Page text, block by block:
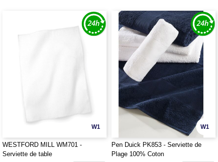
W1
WESTFORD MILL WM701 -
Serviette de table
W1
Pen Duick PK853 - Serviette de
Plage 100% Coton